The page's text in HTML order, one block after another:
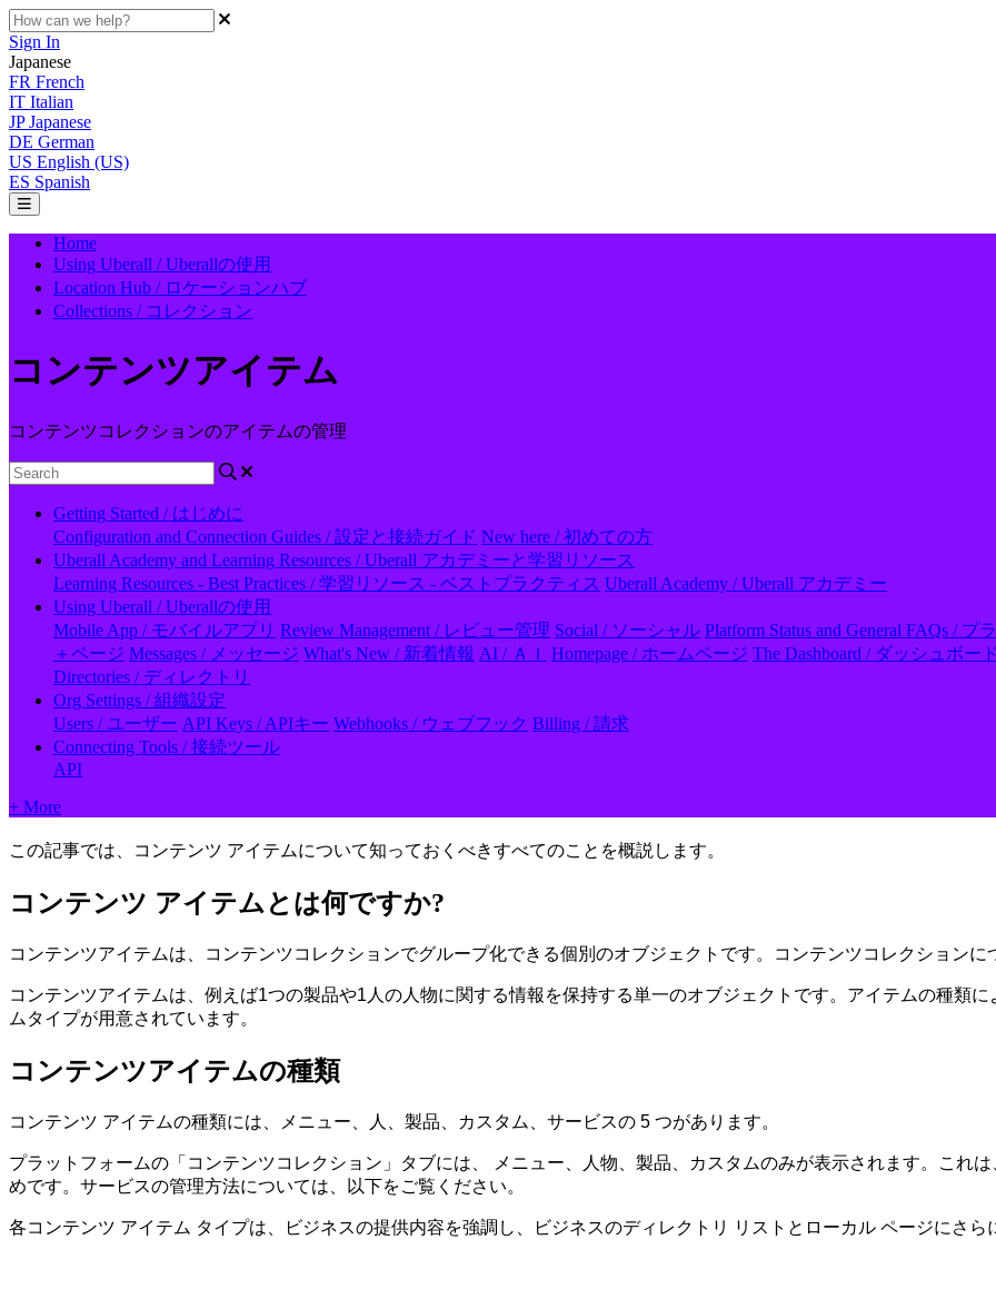
Sign In
Japanese
FR French
IT Italian
JP Japanese
DE German
US English (US)
ES Spanish
Home
Using Uberall / Uberallの使用
Location Hub / ロケーションハブ
Collections / コレクション
コンテンツアイテム
コンテンツコレクションのアイテムの管理
Getting Started / はじめに
Configuration and Connection Guides / 設定と接続ガイド New here / 初めての方
Uberall Academy and Learning Resources / Uberall アカデミーと学習リソース
Learning Resources - Best Practices / 学習リソース - ベストプラクティス Uberall Academy / Uberall アカデミー
Using Uberall / Uberallの使用
Mobile App / モバイルアプリ Review Management / レビュー管理 Social / ソーシャル Platform Status and General FAQs /
＋ページ Messages / メッセージ What's New / 新着情報 AI / ＡＩ Homepage / ホームページ The Dashboard / ダッシュボー
Directories / ディレクトリ
Org Settings / 組織設定
Users / ユーザー API Keys / APIキー Webhooks / ウェブフック Billing / 請求
Connecting Tools / 接続ツール
API
+ More
この記事では、コンテンツ アイテムについて知っておくべきすべてのことを概説します。
コンテンツ アイテムとは何ですか?
コンテンツアイテムは、コンテンツコレクションでグループ化できる個別のオブジェクトです。コンテンツコレクション
コンテンツアイテムは、例えば1つの製品や1人の人物に関する情報を保持する単一のオブジェクトです。アイテムの種類
ムタイプが用意されています。
コンテンツアイテムの種類
コンテンツ アイテムの種類には、メニュー、人、製品、カスタム、サービスの 5 つがあります。
プラットフォームの「コンテンツコレクション」タブには、
メニュー、人物、製品、カスタムのみが表示されます。これ
めです。サービスの管理方法については、以下をご覧ください。
各コンテンツ アイテム タイプは、ビジネスの提供内容を強調し、ビジネスのディレクトリ リストとローカル ページにさ